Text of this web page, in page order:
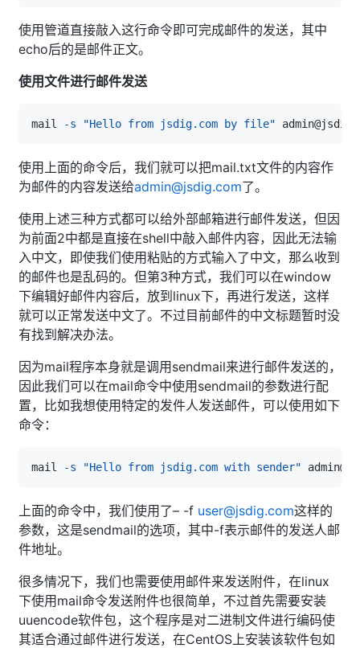
使用管道直接敲入这行命令即可完成邮件的发送，其中
echo后的是邮件正文。
使用文件进行邮件发送
mail -s "Hello from jsdig.com by file"
使用上面的命令后，我们就可以把mail.txt文件的内容作
为邮件的内容发送给admin@jsdig.com了。
使用上述三种方式都可以给外部邮箱进行邮件发送，但因
为前面2中都是直接在shell中敲入邮件内容，因此无法输
入中文，即使我们使用粘贴的方式输入了中文，那么收到
的邮件也是乱码的。但第3种方式，我们可以在window
下编辑好邮件内容后，放到linux下，再进行发送，这样
就可以正常发送中文了。不过目前邮件的中文标题暂时没
有找到解决办法。
因为mail程序本身就是调用sendmail来进行邮件发送的，
因此我们可以在mail命令中使用sendmail的参数进行配
置，比如我想使用特定的发件人发送邮件，可以使用如下
命令：
mail -s "Hello from jsdig.com with sender"
上面的命令中，我们使用了– -f user@jsdig.com这样的
参数，这是sendmail的选项，其中-f表示邮件的发送人邮
件地址。
很多情况下，我们也需要使用邮件来发送附件，在linux
下使用mail命令发送附件也很简单，不过首先需要安装
uuencode软件包，这个程序是对二进制文件进行编码使
其适合通过邮件进行发送，在CentOS上安装该软件包如